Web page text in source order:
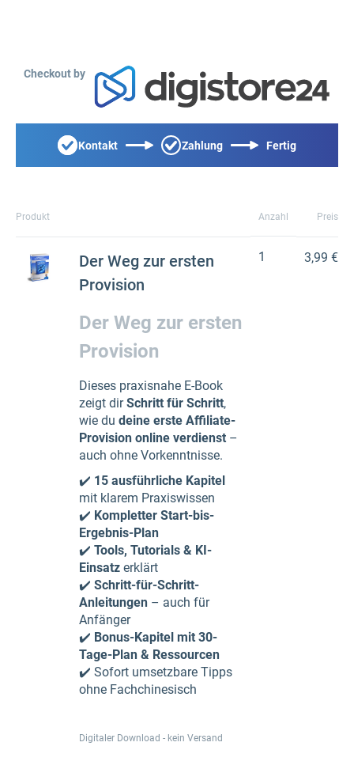
Checkout by
Kontakt Zahlung Fertig
Produkt Anzahl Preis
Der Weg zur ersten
Provision
Der Weg zur ersten
Provision
Dieses praxisnahe E-Book
zeigt dirSchritt für Schritt,
wie du deine erste Affiliate-
Provision online verdienst –
auch ohne Vorkenntnisse.
✔️ 15 ausführliche Kapitel
mit klarem Praxiswissen
✔️ Kompletter Start-bis-
Ergebnis-Plan
✔️ Tools, Tutorials & KI-
Einsatz erklärt
✔️ Schritt-für-Schritt-
Anleitungen – auch für
Anfänger
✔️ Bonus-Kapitel mit 30-
Tage-Plan & Ressourcen
✔️ Sofort umsetzbare Tipps
ohne Fachchinesisch
Digitaler Download - kein Versand
1 3,99 €